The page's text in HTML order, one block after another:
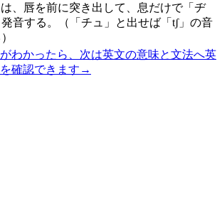
は、唇を前に突き出して、息だけで「ヂ
発音する。（「チュ」と出せば「tʃ」の音
わかったら、次は英文の意味と文法へ英
確認できます →